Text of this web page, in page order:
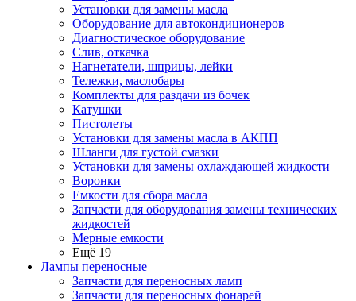
Установки для замены масла
Оборудование для автокондиционеров
Диагностическое оборудование
Слив, откачка
Нагнетатели, шприцы, лейки
Тележки, маслобары
Комплекты для раздачи из бочек
Катушки
Пистолеты
Установки для замены масла в АКПП
Шланги для густой смазки
Установки для замены охлаждающей жидкости
Воронки
Емкости для сбора масла
Запчасти для оборудования замены технических
жидкостей
Мерные емкости
Ещё 19
Лампы переносные
Запчасти для переносных ламп
Запчасти для переносных фонарей